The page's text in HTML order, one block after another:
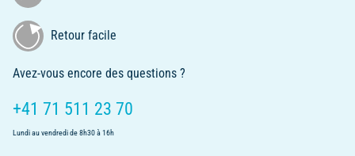
Retour facile
Avez-vous encore des questions ?
+41 71 511 23 70
Lundi au vendredi de 8h30 à 16h